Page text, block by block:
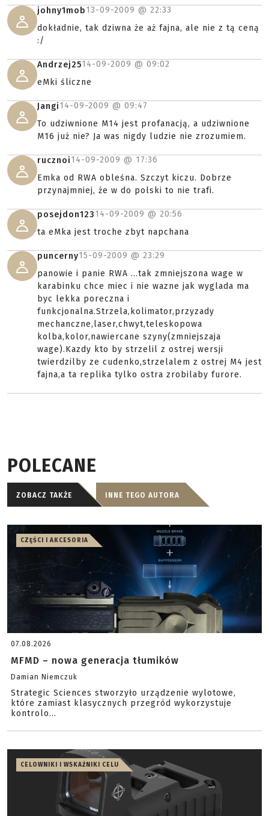
johny1mob13-09-2009 @ 22:33
dokładnie, tak dziwna że aż fajna, ale nie z tą ceną
:/
Andrzej2514-09-2009 @ 09:02
eMki śliczne
Jangi14-09-2009 @ 09:47
To udziwnione M14 jest profanacją, a udziwnione
M16 już nie? Ja was nigdy ludzie nie zrozumiem.
rucznoi14-09-2009 @ 17:36
Emka od RWA obleśna. Szczyt kiczu. Dobrze
przynajmniej, że w do polski to nie trafi.
posejdon12314-09-2009 @ 20:56
ta eMka jest troche zbyt napchana
puncerny15-09-2009 @ 23:29
panowie i panie RWA ...tak zmniejszona wage w
karabinku chce miec i nie wazne jak wyglada ma
byc lekka poreczna i
funkcjonalna.Strzela,kolimator,przyzady
mechanczne,laser,chwyt,teleskopowa
kolba,kolor,nawiercane szyny(zmniejszaja
wage).Kazdy kto by strzelil z ostrej wersji
twierdzilby ze cudenko,strzelalem z ostrej M4 jest
fajna,a ta replika tylko ostra zrobilaby furore.
POLECANE
ZOBACZ TAKŻE INNE TEGO AUTORA
CZĘŚCI I AKCESORIA
07.08.2026
MFMD – nowa generacja tłumików
Damian Niemczuk
Strategic Sciences stworzyło urządzenie wylotowe,
które zamiast klasycznych przegród wykorzystuje
kontrolo...
CELOWNIKI I WSKAŹNIKI CELU